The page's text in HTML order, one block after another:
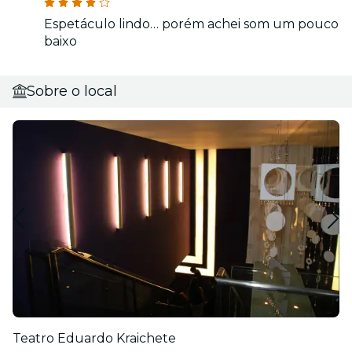
Espetáculo lindo… porém achei som um pouco
baixo
Sobre o local
Teatro Eduardo Kraichete